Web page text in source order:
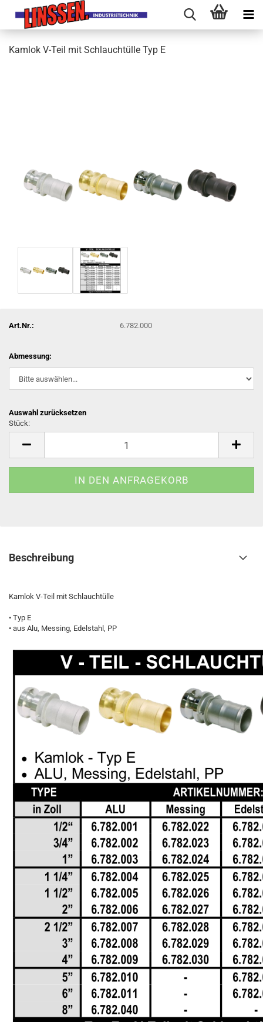
Kamlok V-Teil mit Schlauchtülle Typ E
Art.Nr.: 6.782.000
Abmessung:
Auswahl zurücksetzen
Stück:
Beschreibung
Kamlok V-Teil mit Schlauchtülle
• Typ E
• aus Alu, Messing, Edelstahl, PP